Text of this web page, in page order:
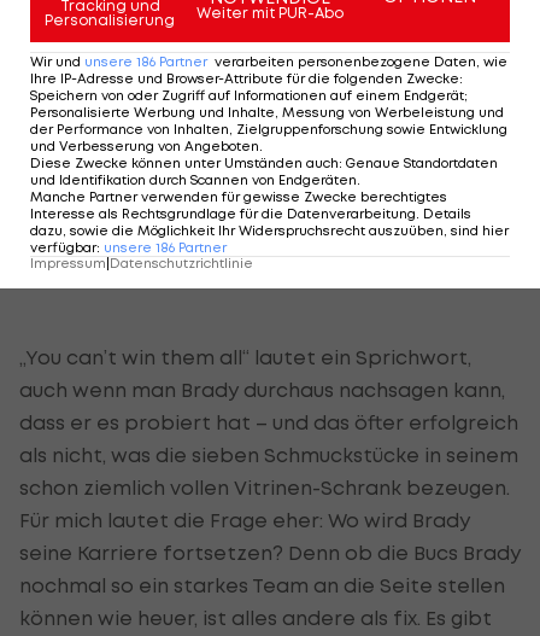
down. Now we look back on an
incredible season, learn our
lessons, and get up... because
even greater things are
coming.#KeepGoing
pic.twitter.com/tCXI3q1J5p
— TB12sports (@TB12sports)January 23,
2022
„You can’t win them all“ lautet ein Sprichwort,
auch wenn man Brady durchaus nachsagen kann,
dass er es probiert hat – und das öfter erfolgreich
als nicht, was die sieben Schmuckstücke in seinem
schon ziemlich vollen Vitrinen-Schrank bezeugen.
Für mich lautet die Frage eher: Wo wird Brady
seine Karriere fortsetzen? Denn ob die Bucs Brady
nochmal so ein starkes Team an die Seite stellen
können wie heuer, ist alles andere als fix. Es gibt
Tracking und
Personalisierung
Weiter mit PUR-Abo
Wir und unsere 186 Partner verarbeiten personenbezogene Daten, wie
Ihre IP-Adresse und Browser-Attribute für die folgenden Zwecke:
Speichern von oder Zugriff auf Informationen auf einem Endgerät;
Personalisierte Werbung und Inhalte, Messung von Werbeleistung und
der Performance von Inhalten, Zielgruppenforschung sowie Entwicklung
und Verbesserung von Angeboten.
Diese Zwecke können unter Umständen auch: Genaue Standortdaten
und Identifikation durch Scannen von Endgeräten.
Manche Partner verwenden für gewisse Zwecke berechtigtes
Interesse als Rechtsgrundlage für die Datenverarbeitung. Details
dazu, sowie die Möglichkeit Ihr Widerspruchsrecht auszuüben, sind hier
verfügbar: unsere 186 Partner
Impressum Datenschutzrichtlinie